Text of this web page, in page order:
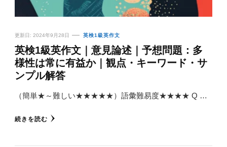
更新日: 2024年9月28日 英検1級英作文
英検1級英作文｜意見論述｜予想問題：多
様性は常に有益か｜観点・キーワード・サ
ンプル解答
（簡単★～難しい★★★★★）語彙難易度★★★★ Q …
続きを読む